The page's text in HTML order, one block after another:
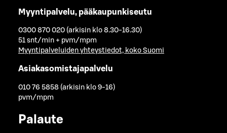
Myyntipalvelu, pääkaupunkiseutu
0300 870 020 (arkisin klo 8.30-16.30)
51 snt/min + pvm/mpm
Myyntipalveluiden yhteystiedot, koko Suomi
Asiakasomistajapalvelu
010 76 5858 (arkisin klo 9-16)
pvm/mpm
Palaute